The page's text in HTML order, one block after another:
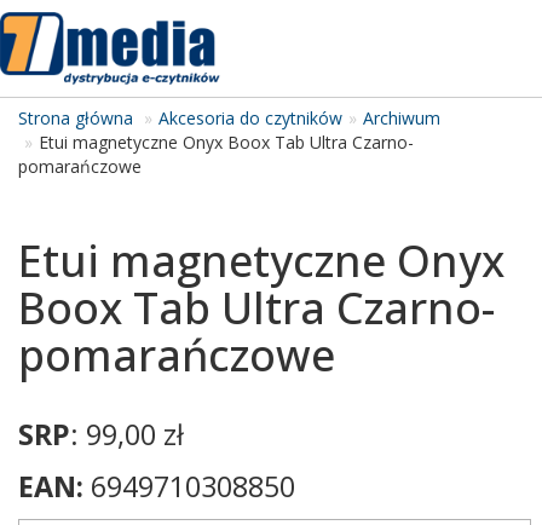
Strona główna Akcesoria do czytników
Archiwum
Etui magnetyczne Onyx Boox Tab Ultra Czarno-
pomarańczowe
Etui magnetyczne Onyx
Boox Tab Ultra Czarno-
pomarańczowe
SRP: 99,00 zł
EAN: 6949710308850